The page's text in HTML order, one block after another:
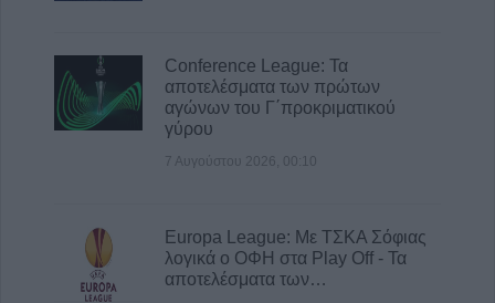
Conference League: Τα
αποτελέσματα των πρώτων
αγώνων του Γ΄προκριματικού
γύρου
7 Αυγούστου 2026, 00:10
Europa League: Με ΤΣΚΑ Σόφιας
λογικά ο ΟΦΗ στα Play Off - Τα
αποτελέσματα των…